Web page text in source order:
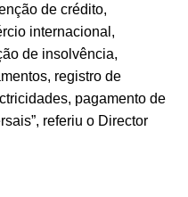
de crédito,
internacional,
de insolvência,
registro de
pagamento de
referiu o Director